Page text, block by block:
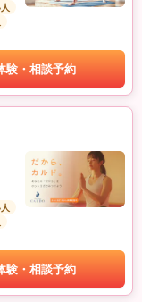
験・相談予約
験・相談予約